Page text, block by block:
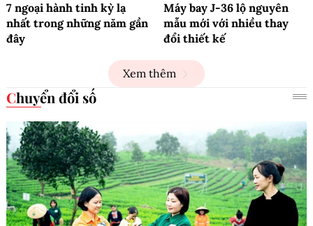
7 ngoại hành tinh kỳ lạ
nhất trong những năm gần
đây
Máy bay J-36 lộ nguyên
mẫu mới với nhiều thay
đổi thiết kế
Xem thêm
Chuyển đổi số